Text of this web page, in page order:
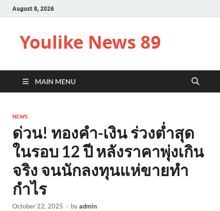
August 8, 2026
Youlike News 89
MAIN MENU
NEWS
ด่วน! ทองคำ-เงิน ร่วงต่ำสุด
ในรอบ 12 ปี หลังราคาพุ่งเกิน
จริง จนนักลงทุนแห่ขายทำ
กำไร
October 22, 2025 - byadmin